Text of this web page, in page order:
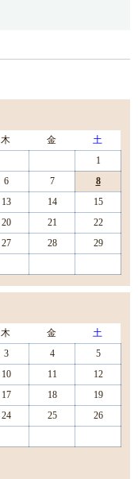
木 金
土
1
6 7
8
13 14
15
20 21
22
27 28
29
木 金
土
3 4
5
10 11
12
17 18
19
24 25
26